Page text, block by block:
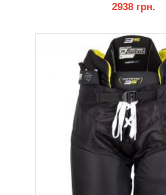
2938 грн.
КУПИТИ